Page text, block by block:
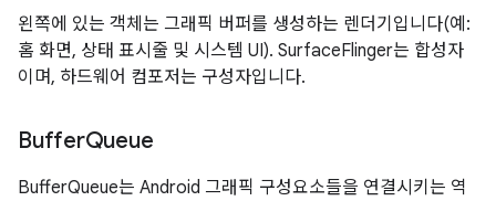
왼쪽에 있는 객체는 그래픽 버퍼를 생성하는 렌더기입니다(예:
홈 화면, 상태 표시줄 및 시스템 UI). SurfaceFlinger는 합성자
이며, 하드웨어 컴포저는 구성자입니다.
BufferQueue
BufferQueue는 Android 그래픽 구성요소들을 연결시키는 역